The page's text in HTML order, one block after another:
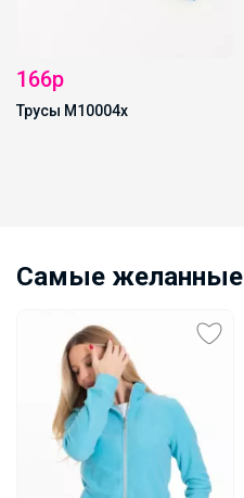
166р
Трусы М10004х
Самые желанные